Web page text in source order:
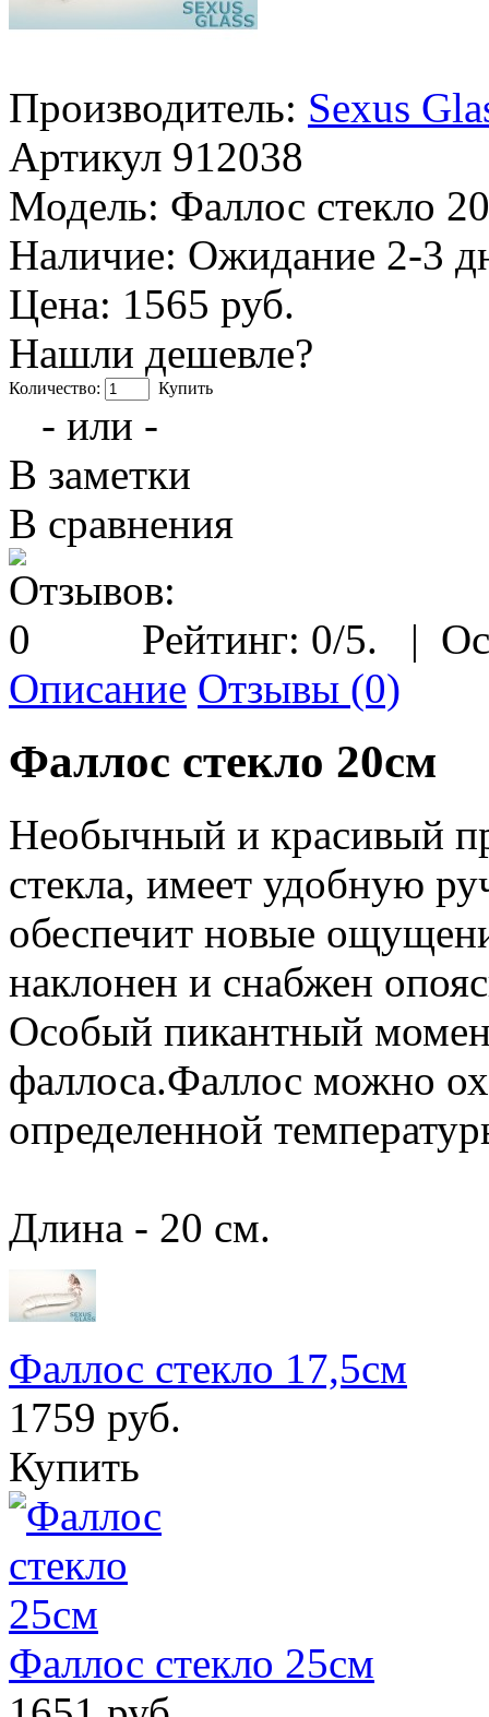
Производитель: Sexus
Артикул 912038
Модель: Фаллос стекло
Наличие: Ожидание 2-3
Цена: 1565 руб.
Нашли дешевле?
Количество: Купить
- или -
В заметки
В сравнения
Рейтинг: 0/5. |
Описание Отзывы (0)
Фаллос стекло 20см
Необычный и красивый
стекла, имеет удобную
обеспечит новые
наклонен и снабжен
Особый пикантный
фаллоса.Фаллос можно
определенной
Длина - 20 см.
Фаллос стекло 17,5см
1759 руб.
Купить
Фаллос стекло 25см